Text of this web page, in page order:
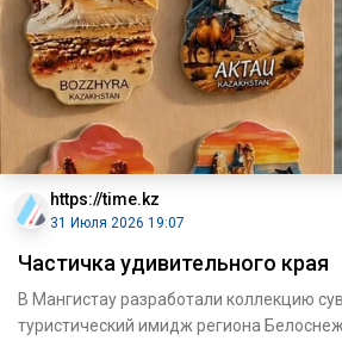
https://time.kz
31 Июля 2026 19:07
Частичка удивительного края
В Мангистау разработали коллекцию
туристический имидж региона